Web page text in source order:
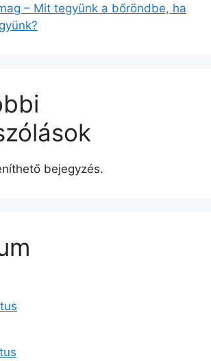
– Mit tegyünk a bőröndbe, ha
bejegyzés.